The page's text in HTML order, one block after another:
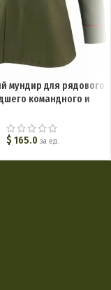
мундир для рядового
командного и
войск. Обр. 43 г. M3-
126-U
$ 165.0 за ед.